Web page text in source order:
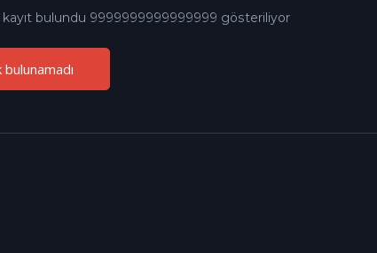
bulundu 9999999999999999 gösteriliyor
bulunamadı